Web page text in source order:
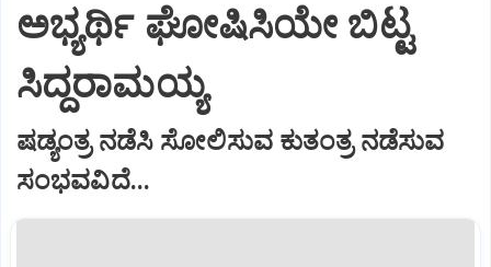
ಅಭ್ಯರ್ಥಿ ಘೋಷಿಸಿಯೇ ಬಿಟ್ಟ
ಸಿದ್ದರಾಮಯ್ಯ
ಷಡ್ಯಂತ್ರ ನಡೆಸಿ ಸೋಲಿಸುವ ಕುತಂತ್ರ ನಡೆಸುವ
ಸಂಭವವಿದೆ...